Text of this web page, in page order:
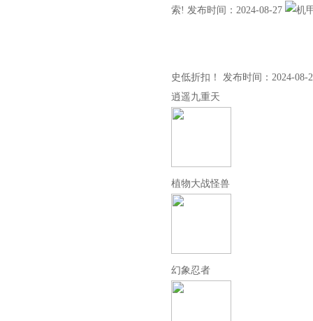
索! 发布时间：2024-08-27
史低折扣！ 发布时间：2024-
逍遥九重天
植物大战怪兽
幻象忍者